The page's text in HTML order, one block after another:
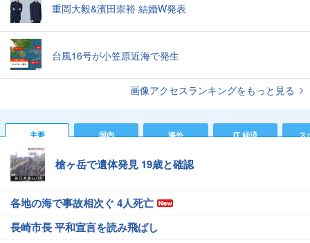
重岡大毅&濱田崇裕 結婚W発表
台風16号が小笠原近海で発生
画像アクセスランキングをもっと見る
主要 国内 海外 IT 経済 ス
槍ヶ岳で遺体発見 19歳と確認
各地の海で事故相次ぐ 4人死亡
長崎市長 平和宣言を読み飛ばし